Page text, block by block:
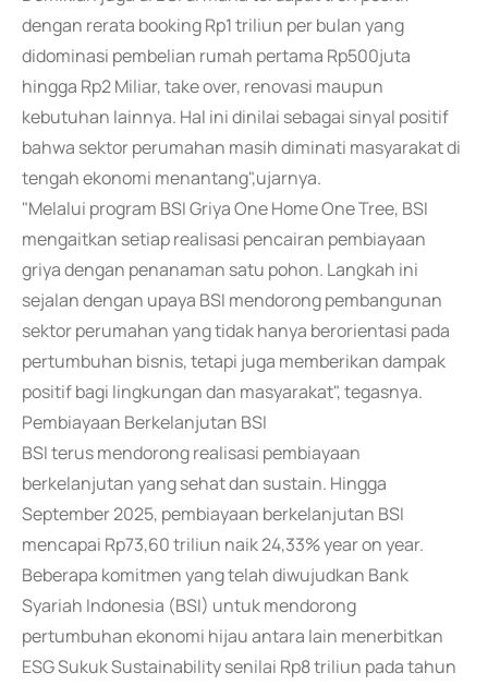
dengan rerata booking Rp1 triliun per bulan yang
didominasi pembelian rumah pertama Rp500juta
hingga Rp2 Miliar, take over, renovasi maupun
kebutuhan lainnya. Hal ini dinilai sebagai sinyal positif
bahwa sektor perumahan masih diminati masyarakat di
tengah ekonomi menantang",ujarnya.
"Melalui program BSI Griya One Home One Tree, BSI
mengaitkan setiap realisasi pencairan pembiayaan
griya dengan penanaman satu pohon. Langkah ini
sejalan dengan upaya BSI mendorong pembangunan
sektor perumahan yang tidak hanya berorientasi pada
pertumbuhan bisnis, tetapi juga memberikan dampak
positif bagi lingkungan dan masyarakat", tegasnya.
Pembiayaan Berkelanjutan BSI
BSI terus mendorong realisasi pembiayaan
berkelanjutan yang sehat dan sustain. Hingga
September 2025, pembiayaan berkelanjutan BSI
mencapai Rp73,60 triliun naik 24,33% year on year.
Beberapa komitmen yang telah diwujudkan Bank
Syariah Indonesia (BSI) untuk mendorong
pertumbuhan ekonomi hijau antara lain menerbitkan
ESG Sukuk Sustainability senilai Rp8 triliun pada tahun